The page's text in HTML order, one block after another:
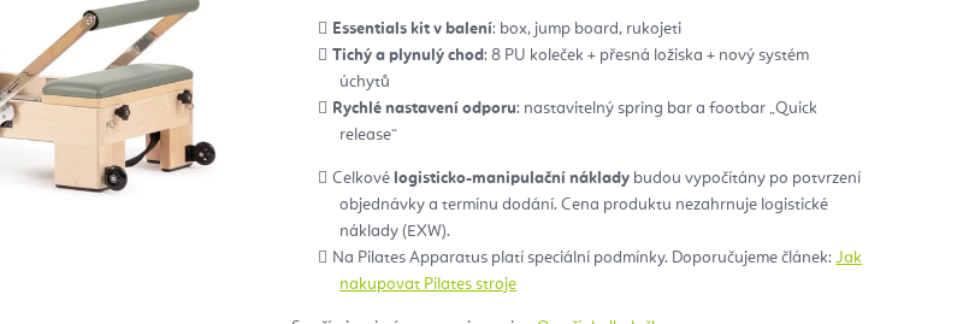
Essentials kit v balení: box, jump board, rukojeti
Tichý a plynulý chod: 8 PU koleček + přesná ložiska + nový systém
úchytů
Rychlé nastavení odporu: nastavitelný spring bar a footbar „Quick
release“
Celkové logisticko-manipulační náklady budou vypočítány po potvrzení
objednávky a termínu dodání. Cena produktu nezahrnuje logistické
náklady (EXW).
Na Pilates Apparatus platí speciální podmínky. Doporučujeme článek:Jak
nakupovat Pilates stroje